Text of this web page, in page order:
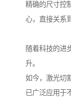
精确的尺寸控
心，直接关系
随着科技的进
升。
如今，激光切
已广泛应用于